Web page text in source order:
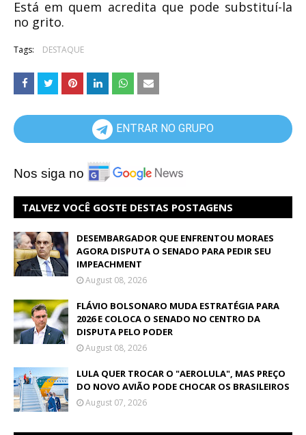
Está em quem acredita que pode substituí-la
no grito.
Tags: DESTAQUE
ENTRAR NO GRUPO
Nos siga no
TALVEZ VOCÊ GOSTE DESTAS POSTAGENS
DESEMBARGADOR QUE ENFRENTOU MORAES
AGORA DISPUTA O SENADO PARA PEDIR SEU
IMPEACHMENT
August 08, 2026
FLÁVIO BOLSONARO MUDA ESTRATÉGIA PARA
2026 E COLOCA O SENADO NO CENTRO DA
DISPUTA PELO PODER
August 08, 2026
LULA QUER TROCAR O "AEROLULA", MAS PREÇO
DO NOVO AVIÃO PODE CHOCAR OS BRASILEIROS
August 07, 2026